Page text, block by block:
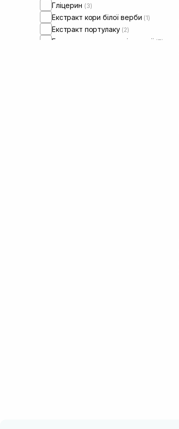
Гліцерин (3)
Екстракт кори білої верби (1)
Екстракт портулаку (2)
Екстракт центелли азіатської (7)